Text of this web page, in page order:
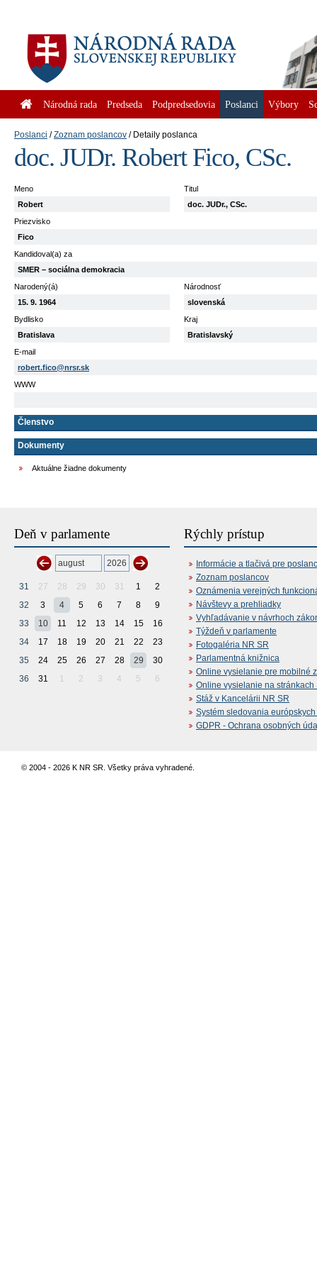
Národná rada Predseda Podpredsedovia Poslanci Výbory
Poslanci Zoznam poslancov Detaily poslanca
doc. JUDr. Robert Fico, CSc.
Meno
Robert
Titul
doc. JUDr., CSc.
Priezvisko
Fico
Kandidoval(a) za
SMER – sociálna demokracia
Narodený(á)
15. 9. 1964
Národnosť
slovenská
Bydlisko
Bratislava
Kraj
Bratislavský
E-mail
robert.fico@nrsr.sk
WWW
Členstvo
Dokumenty
Aktuálne žiadne dokumenty
Deň v parlamente
31 27 28 29 30 31 1
2
32
3 4 5 6 7 8
9
33
10 11 12 13 14 15
16
34
17 18 19 20 21 22
23
35
24 25 26 27 28 29
30
36
31 1 2 3 4 5 6
Rýchly prístup
Informácie a tlačivá pre
Zoznam poslancov
Oznámenia verejných
Návštevy a prehliadky
Vyhľadávanie v návrhoch
Týždeň v parlamente
Fotogaléria NR SR
Parlamentná knižnica
Online vysielanie pre mobilné
Online vysielanie na stránkach
Stáž v Kancelárii NR SR
Systém sledovania
GDPR - Ochrana osobných
© 2004 - 2026 K NR SR. Všetky práva vyhradené.